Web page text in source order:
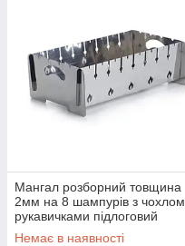
Мангал розборний товщина
2мм на 8 шампурів з чохлом,
рукавичками підлоговий
СИЛА
Немає в наявності